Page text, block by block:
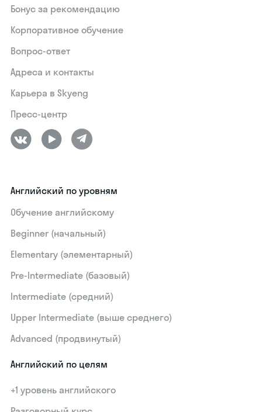
Бонус за рекомендацию
Корпоративное обучение
Вопрос-ответ
Адреса и контакты
Карьера в Skyeng
Пресс-центр
Английский по уровням
Обучение английскому
Beginner (начальный)
Elementary (элементарный)
Pre-Intermediate (базовый)
Intermediate (средний)
Upper Intermediate (выше среднего)
Advanced (продвинутый)
Английский по целям
+1 уровень английского